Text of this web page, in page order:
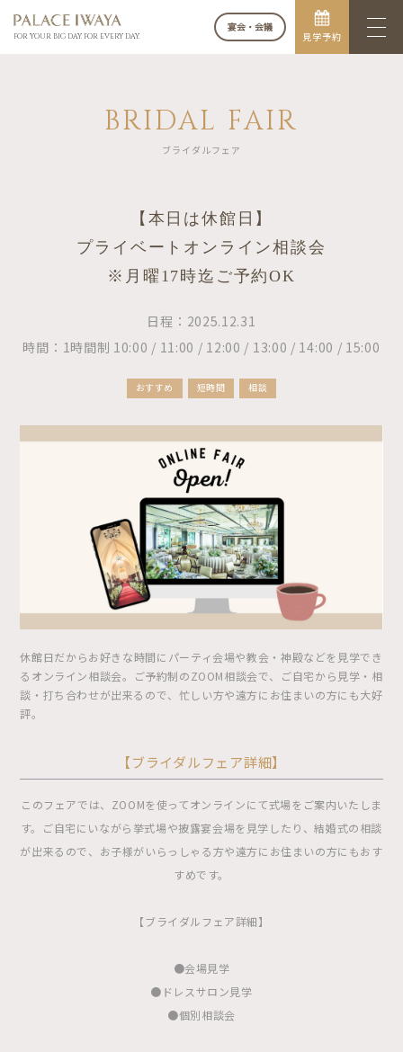
FOR YOUR BIG DAY. FOR EVERY DAY.
宴会・会議
見学予約
BRIDAL FAIR
ブライダルフェア
【本日は休館日】
プライベートオンライン相談会
※月曜17時迄ご予約OK
日程：2025.12.31
時間：1時間制 10:00 / 11:00 / 12:00 / 13:00 / 14:00 / 15:00
おすすめ 短時間 相談
休館日だからお好きな時間にパーティ会場や教会・神殿などを見学でき
るオンライン相談会。ご予約制のZOOM相談会で、ご自宅から見学・相
談・打ち合わせが出来るので、忙しい方や遠方にお住まいの方にも大好
評。
【ブライダルフェア詳細】
このフェアでは、ZOOMを使ってオンラインにて式場をご案内いたしま
す。ご自宅にいながら挙式場や披露宴会場を見学したり、結婚式の相談
が出来るので、お子様がいらっしゃる方や遠方にお住まいの方にもおす
すめです。
【ブライダルフェア詳細】
●会場見学
●ドレスサロン見学
●個別相談会